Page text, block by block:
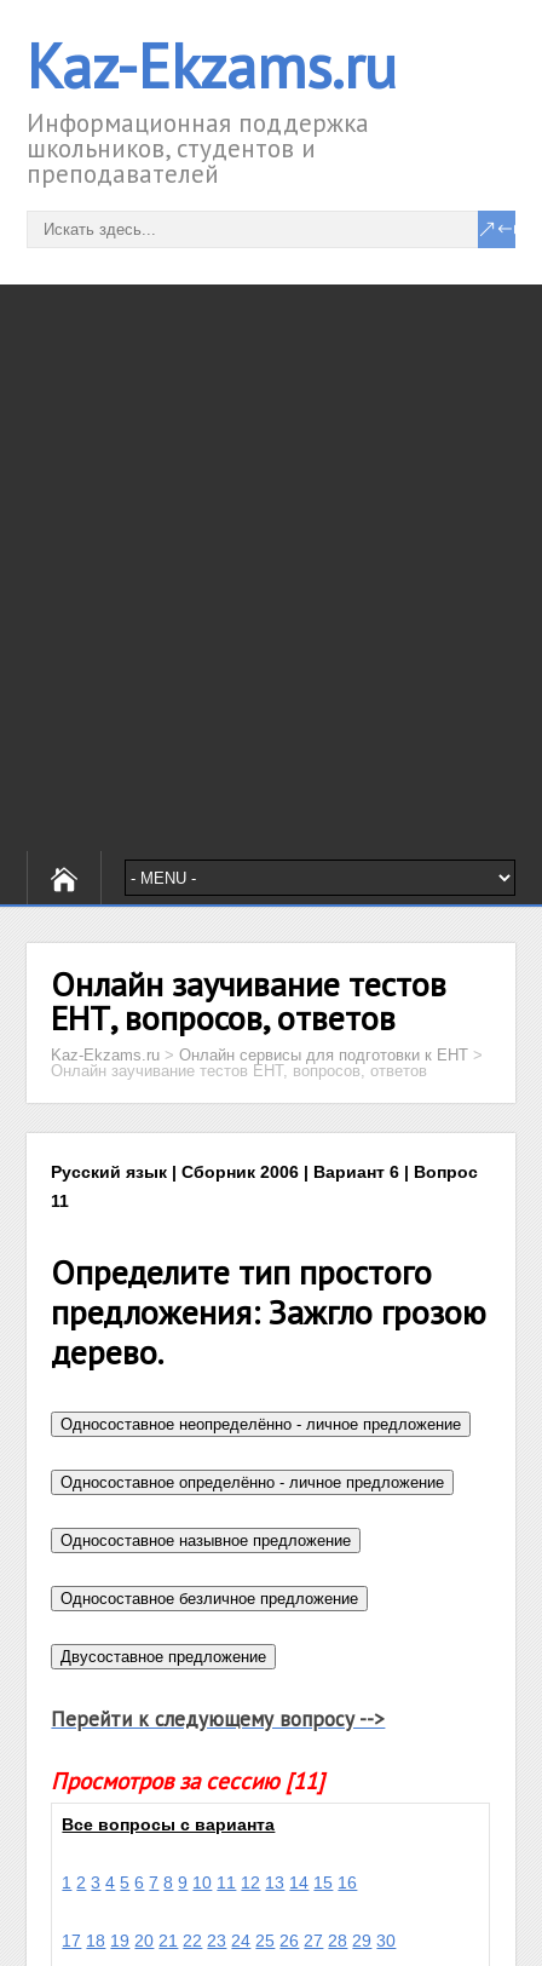
Kaz-Ekzams.ru
Информационная поддержка
школьников, студентов и
преподавателей
Онлайн заучивание тестов
ЕНТ, вопросов, ответов
Kaz-Ekzams.ru >Онлайн сервисы для подготовки к ЕНТ >
Онлайн заучивание тестов ЕНТ, вопросов, ответов
Русский язык | Сборник 2006 | Вариант 6 | Вопрос
11
Определите тип простого
предложения: Зажгло грозою
дерево.
Перейти к следующему вопросу -->
Просмотров за сессию [11]
Все вопросы с варианта
1 2 3 4 5 6 7 8 9 10 11 12 13 14 15 16
17 18 19 20 21 22 23 24 25 26 27 28 29 30